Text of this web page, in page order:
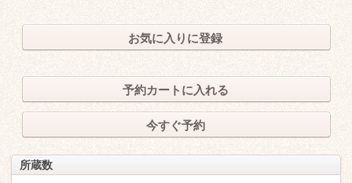
お気に入りに登録
予約カートに入れる
今すぐ予約
所蔵数